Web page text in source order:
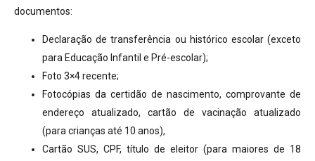
documentos:
Declaração de transferência ou histórico escolar (exceto
para Educação Infantil e Pré-escolar);
Foto 3×4 recente;
Fotocópias da certidão de nascimento, comprovante de
endereço atualizado, cartão de vacinação atualizado
(para crianças até 10 anos),
Cartão SUS, CPF, título de eleitor (para maiores de 18